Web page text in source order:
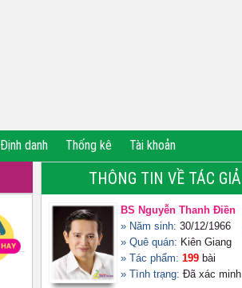
Định danh Thống kê Tài khoản
THÔNG TIN VỀ TÁC GIẢ
BS Nguyễn Thanh Điền
» Năm sinh: 30/12/1966
» Quê quán: Kiên Giang
» Tác phẩm: 199 bài
» Tình trạng: Đã xác minh